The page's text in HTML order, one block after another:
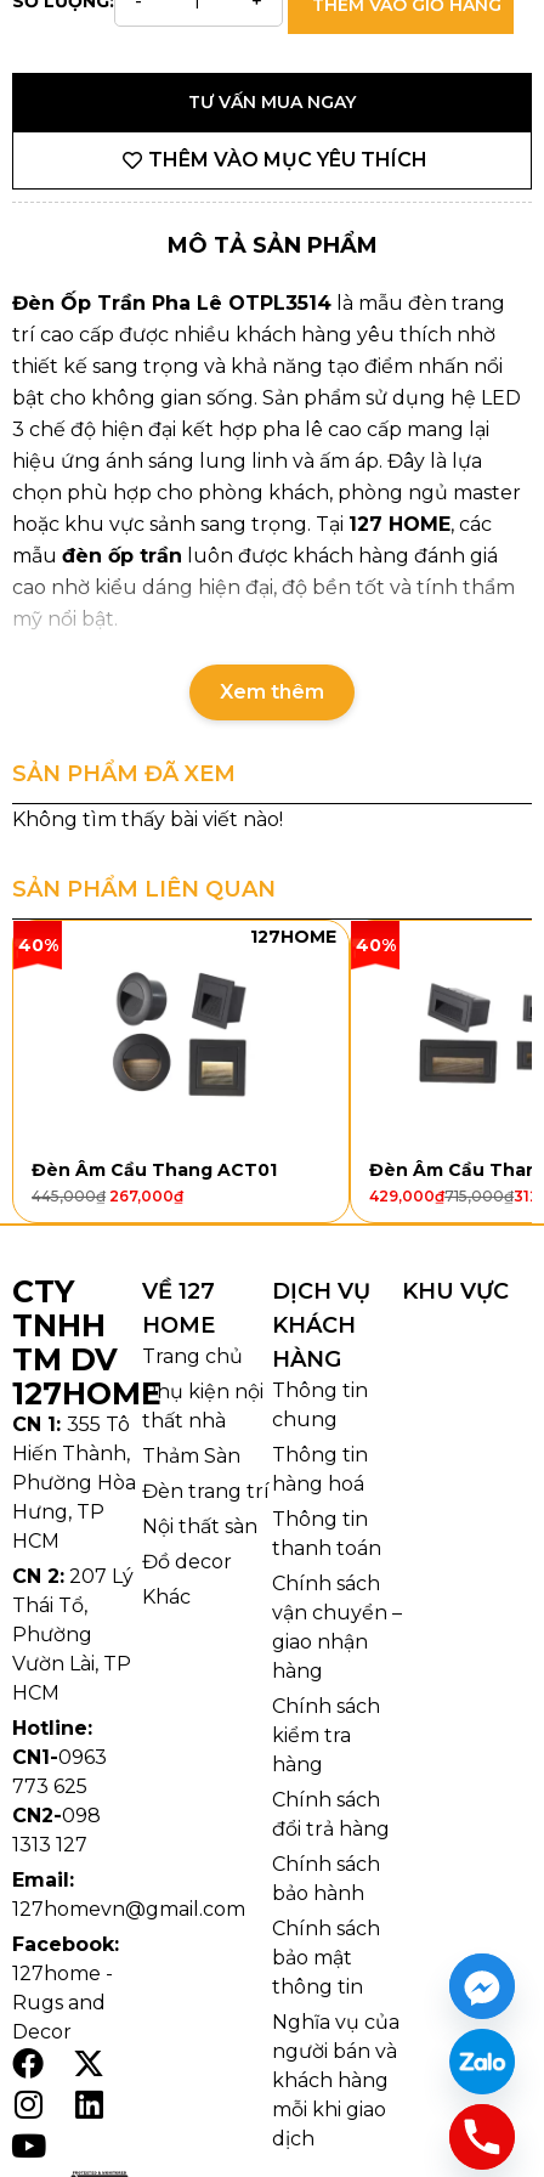
TƯ VẤN MUA NGAY
THÊM VÀO MỤC YÊU THÍCH
MÔ TẢ SẢN PHẨM
Đèn Ốp Trần Pha Lê OTPL3514 là mẫu đèn trang
trí cao cấp được nhiều khách hàng yêu thích nhờ
thiết kế sang trọng và khả năng tạo điểm nhấn nổi
bật cho không gian sống. Sản phẩm sử dụng hệ LED
3 chế độ hiện đại kết hợp pha lê cao cấp mang lại
hiệu ứng ánh sáng lung linh và ấm áp. Đây là lựa
chọn phù hợp cho phòng khách, phòng ngủ master
hoặc khu vực sảnh sang trọng. Tại 127 HOME, các
mẫu đèn ốp trần luôn được khách hàng đánh giá
cao nhờ kiểu dáng hiện đại, độ bền tốt và tính thẩm
mỹ nổi bật.
Thông số chi tiết sản phẩm
thước
OTPL3514T800 Ø800
OTPL3514T1000 Ø1000
LED
3 CĐ
145W
Pha
Kiểu dáng và chất liệu
Đèn Ốp Trần Pha Lê OTPL3514
nổi bật với kiểu
dáng tròn hiện đại, các chi tiết pha lê được sắp xếp
sáng tạo nên hiệu ứng lung linh giúp toàn bộ không
gian trở nên nổi bật hơn. Thiết kế cân đối, hài hòa
cách nội thất từ hiện đại đến bán cổ điển.
Ảnh thật Đèn Ốp Trần Pha Lê OTPL3514T800 tại nhà
Ảnh cận Đèn Ốp Trần Pha Lê OTPL3514T800
Phần khung đèn sử dụng chất liệu kim loại mạ sáng
bóng giúp tăng độ chắc chắn và chống oxy hóa hiệu
quả trong quá trình sử dụng. Hệ pha lê cao cấp có
Xem thêm
SẢN PHẨM ĐÃ XEM
SẢN PHẨM LIÊN QUAN
40% 127HOME
Đèn Âm Cầu Thang ACT01
445,000₫ 267,000₫
40%
Đèn Âm Cầu
715,000₫
429,000₫
CTY
TNHH
TM DV
127HOME
CN 1: 355 Tô
Hiến Thành,
Phường Hòa
Hưng, TP
HCM
CN 2: 207 Lý
Thái Tổ,
Phường
Vườn Lài, TP
HCM
Hotline:
CN1-0963
773 625
CN2-098
1313 127
Email:
127homevn@gmail.com
Facebook:
127home -
Rugs and
Decor
VỀ 127
HOME
Trang chủ
Phụ kiện nội
thất nhà
Thảm Sàn
Đèn trang trí
Nội thất sàn
Đồ decor
Khác
DỊCH VỤ
KHÁCH
HÀNG
Thông tin
chung
Thông tin
hàng hoá
Thông tin
thanh toán
Chính sách
vận chuyển –
giao nhận
hàng
Chính sách
kiểm tra
hàng
Chính sách
đổi trả hàng
Chính sách
bảo hành
Chính sách
bảo mật
thông tin
Nghĩa vụ của
người bán và
khách hàng
mỗi khi giao
dịch
KHU VỰC